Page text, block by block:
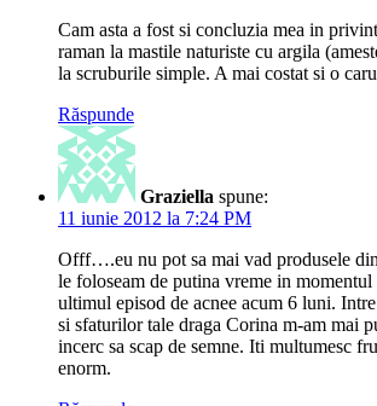
Cam asta a fost si concluzia mea in
raman la mastile naturiste cu argila
la scruburile simple. A mai costat si o
Răspunde
Graziella spune:
11 iunie 2012 la 7:24 PM
Offf….eu nu pot sa mai vad produsele din
le foloseam de putina vreme in
ultimul episod de acnee acum 6 luni.
si sfaturilor tale draga Corina m-am mai
incerc sa scap de semne. Iti multumesc
enorm.